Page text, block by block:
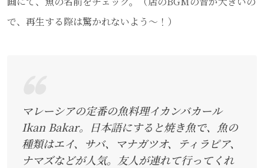
で、再生する際は驚かれないよう～！）
マレーシアの定番の魚料理イカンバカール
Ikan Bakar。日本語にすると焼き魚で、魚の
種類はエイ、サバ、マナガツオ、ティラピア、
ナマズなどが人気。友人が連れて行ってくれ